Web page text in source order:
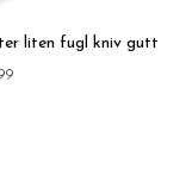
liten fugl kniv gutt